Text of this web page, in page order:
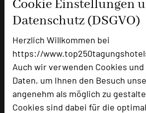
Cookie Einstellungen
Datenschutz (DSGVO)
Herzlich Willkommen bei
https://
Auch wir verwenden Cookies
Daten, um Ihnen den Besuch
angenehm als möglich zu
Cookies sind dabei für die
Zimmer
Suiten
Appartement, 5 Fahrminuten
Besonders geeignet für